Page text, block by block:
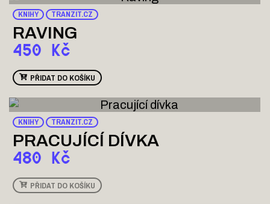
KNIHY TRANZIT.CZ
RAVING
450 Kč
PŘIDAT DO KOŠÍKU
KNIHY TRANZIT.CZ
PRACUJÍCÍ DÍVKA
480 Kč
PŘIDAT DO KOŠÍKU